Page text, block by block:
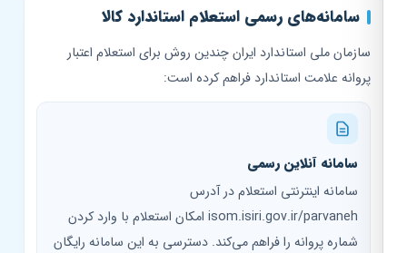
سامانه‌های رسمی استعلام استاندارد کالا
سازمان ملی استاندارد ایران چندین روش برای استعلام اعتبار
پروانه علامت استاندارد فراهم کرده است:
سامانه آنلاین رسمی
سامانه اینترنتی استعلام در آدرس
isom.isiri.gov.ir/parvaneh امکان استعلام با وارد کردن
شماره پروانه را فراهم می‌کند. دسترسی به این سامانه رایگان